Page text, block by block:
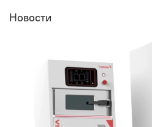
Новости